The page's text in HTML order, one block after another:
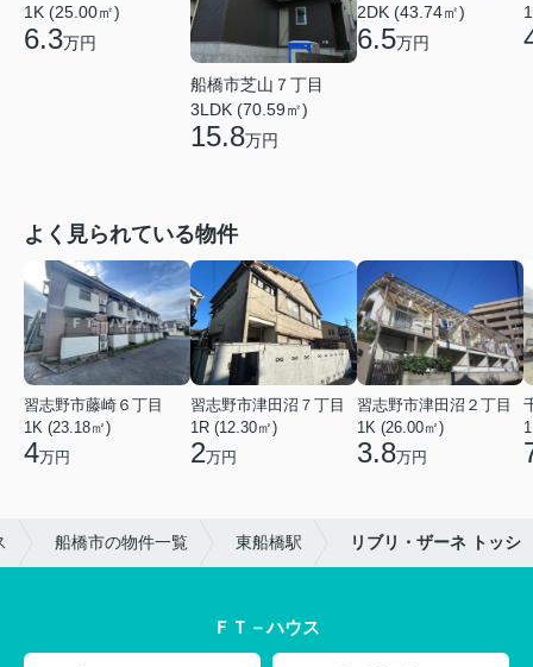
1K (25.00㎡)
6.3万円
船橋市芝山７丁目
3LDK (70.59㎡)
15.8万円
2DK (43.74㎡)
6.5万円
よく見られている物件
習志野市藤崎６丁目
1K (23.18㎡)
4万円
習志野市津田沼７丁目
1R (12.30㎡)
2万円
習志野市津田沼２丁目
1K (26.00㎡)
3.8万円
船橋市の物件一覧 東船橋駅 リブリ・ザーネ トッシ
ＦＴ－ハウス